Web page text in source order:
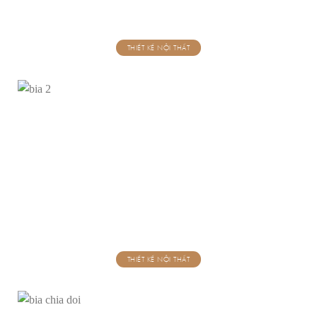
THIẾT KẾ NỘI THẤT
THIẾT KẾ NỘI THẤT